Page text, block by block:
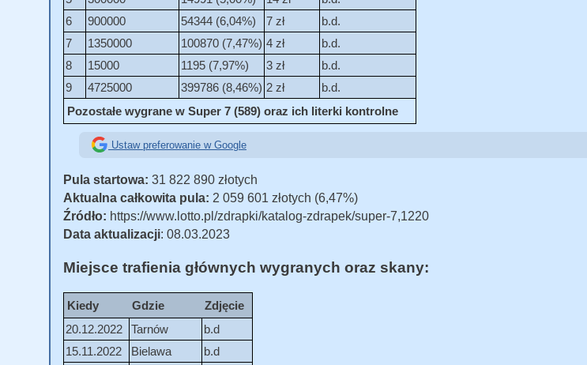
6
900000 54344 (6,04%) 7 zł
b.d.
7
1350000 100870 (7,47%) 4 zł
b.d.
8
15000 1195 (7,97%) 3 zł
b.d.
9
4725000 399786 (8,46%) 2 zł
b.d.
Pozostałe wygrane w Super 7 (589) oraz ich literki kontrolne
Ustaw preferowanie w Google
Pula startowa: 31 822 890 złotych
Aktualna całkowita pula: 2 059 601 złotych (6,47%)
Źródło: https://www.lotto.pl/zdrapki/katalog-zdrapek/super-7,1220
Data aktualizacji: 08.03.2023
Miejsce trafienia głównych wygranych oraz skany:
Kiedy Gdzie
Zdjęcie
20.12.2022
Tarnów
b.d
15.11.2022
Bielawa
b.d